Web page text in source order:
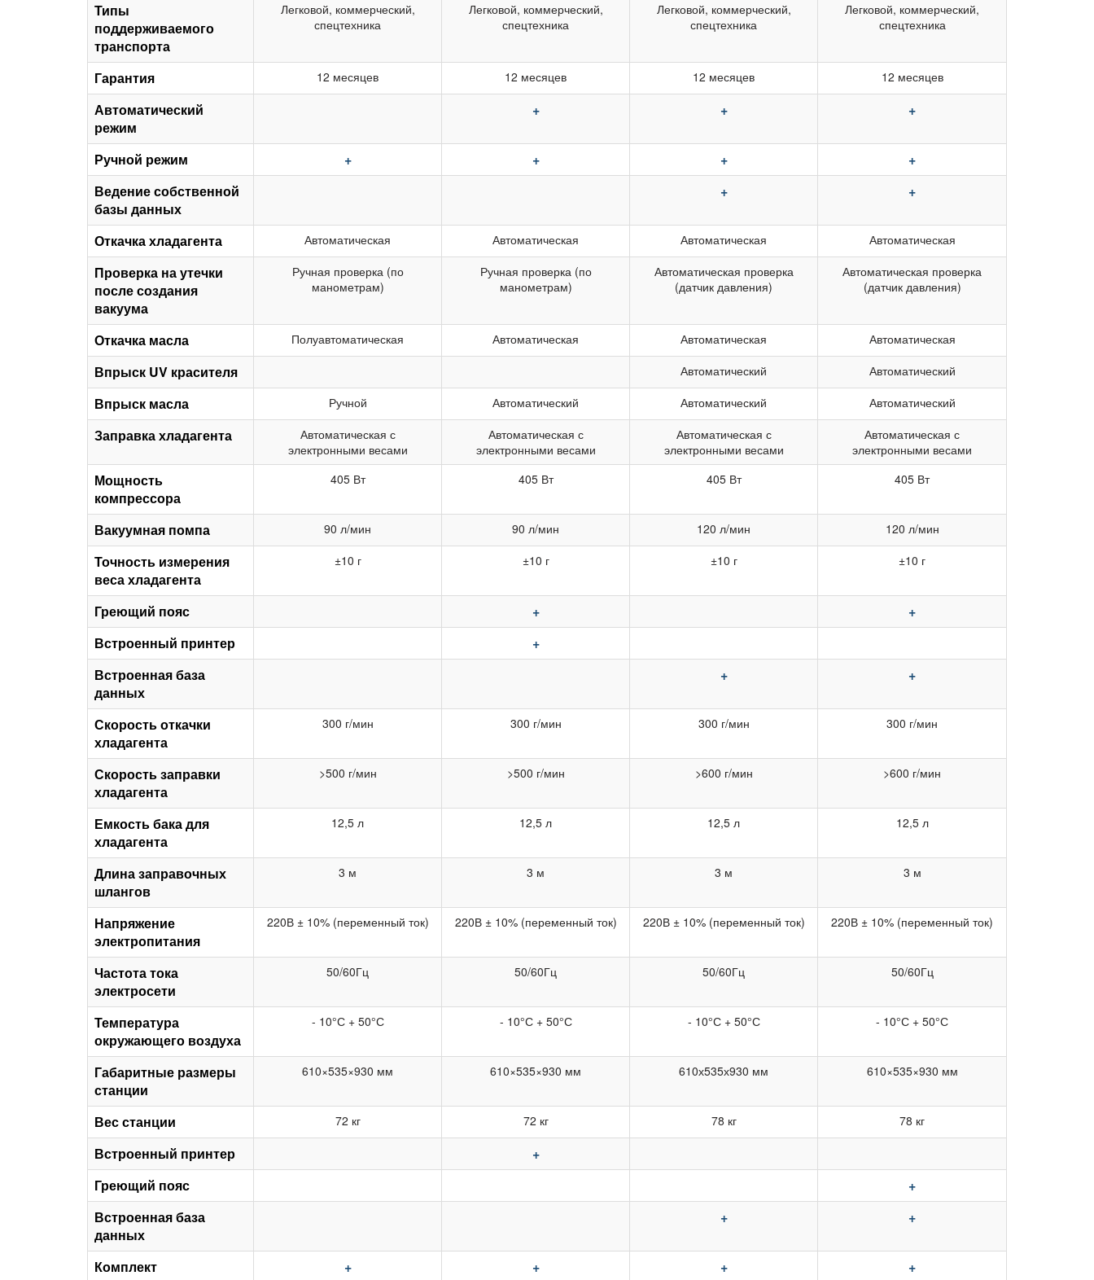
Типы
поддерживаемого
транспорта
Легковой, коммерческий,
спецтехника
Легковой, коммерческий,
спецтехника
Легковой, коммерческий,
спецтехника
Легковой, коммерческий,
спецтехника
Гарантия 12 месяцев 12 месяцев 12 месяцев 12 месяцев
Автоматический
режим
+ + +
Ручной режим + + +
+
Ведение собственной
базы данных
+ +
Откачка хладагента Автоматическая Автоматическая Автоматическая Автоматическая
Проверка на утечки
после создания
вакуума
Ручная проверка (по
манометрам)
Ручная проверка (по
манометрам)
Автоматическая проверка
(датчик давления)
Автоматическая проверка
(датчик давления)
Откачка масла Полуавтоматическая Автоматическая Автоматическая Автоматическая
Впрыск UV красителя Автоматический Автоматический
Впрыск масла Ручной Автоматический Автоматический Автоматический
Заправка хладагента
Автоматическая с
электронными весами
Автоматическая с
электронными весами
Автоматическая с
электронными весами
Автоматическая с
электронными весами
Мощность
компрессора
405 Вт 405 Вт 405 Вт 405 Вт
Вакуумная помпа 90 л/мин 90 л/мин 120 л/мин 120 л/мин
Точность измерения
веса хладагента
±10 г ±10 г ±10 г ±10 г
Греющий пояс +
+
Встроенный принтер
+
Встроенная база
данных
+ +
Скорость откачки
хладагента
300 г/мин 300 г/мин 300 г/мин 300 г/мин
Скорость заправки
хладагента
>500 г/мин >500 г/мин >600 г/мин >600 г/мин
Емкость бака для
хладагента
12,5 л 12,5 л 12,5 л 12,5 л
Длина заправочных
шлангов
3 м 3 м 3 м 3 м
Напряжение
электропитания
220В ± 10% (переменный ток) 220В ± 10% (переменный ток) 220В ± 10% (переменный ток) 220В ± 10% (переменный ток)
Частота тока
электросети
50/60Гц 50/60Гц 50/60Гц 50/60Гц
Температура
окружающего воздуха
- 10°С + 50°С - 10°С + 50°С - 10°С + 50°С - 10°С + 50°С
Габаритные размеры
станции
610×535×930 мм 610×535×930 мм 610х535х930 мм 610×535×930 мм
Вес станции 72 кг 72 кг 78 кг 78 кг
Встроенный принтер
+
Греющий пояс
+
Встроенная база
данных
+ +
Комплект
+ + + +